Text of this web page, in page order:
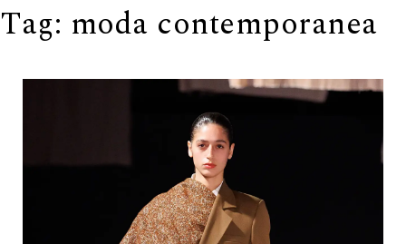
Tag: moda contemporanea